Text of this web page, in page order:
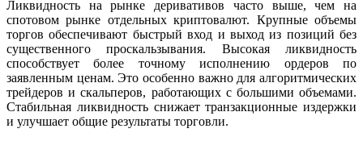
Ликвидность на рынке деривативов часто выше, чем на
спотовом рынке отдельных криптовалют. Крупные объемы
торгов обеспечивают быстрый вход и выход из позиций без
существенного проскальзывания. Высокая ликвидность
способствует более точному исполнению ордеров по
заявленным ценам. Это особенно важно для алгоритмических
трейдеров и скальперов, работающих с большими объемами.
Стабильная ликвидность снижает транзакционные издержки
и улучшает общие результаты торговли.